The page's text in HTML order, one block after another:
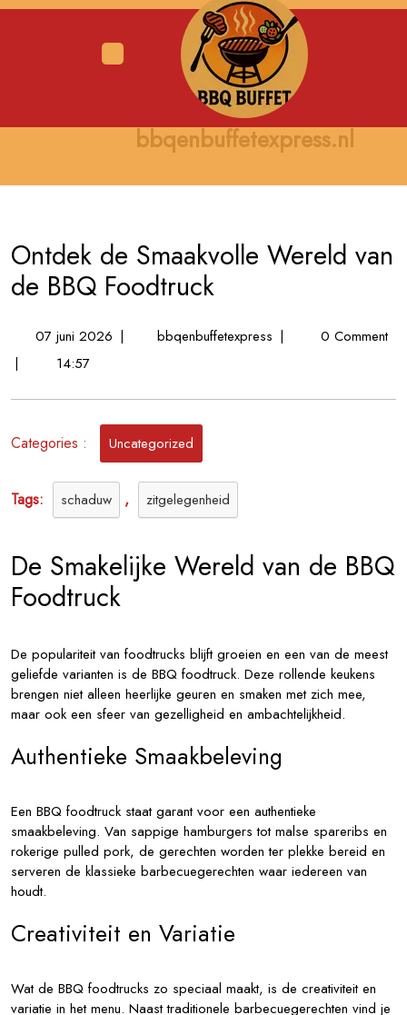
Skip
bbqenbuffetexpress.nl
Ontdek de Smaakvolle Wereld van
de BBQ Foodtruck
07 juni 202607| bbqenbuffetexpressOntdek
Wereld
|
0 Comment
|
14:57
Categories : Uncategorized
Tags: schaduw , zitgelegenheid
De Smakelijke Wereld van de BBQ
Foodtruck
De populariteit van foodtrucks blijft groeien en een van de meest
geliefde varianten is de BBQ foodtruck. Deze rollende keukens
brengen niet alleen heerlijke geuren en smaken met zich mee,
maar ook een sfeer van gezelligheid en ambachtelijkheid.
Authentieke Smaakbeleving
Een BBQ foodtruck staat garant voor een authentieke
smaakbeleving. Van sappige hamburgers tot malse spareribs en
rokerige pulled pork, de gerechten worden ter plekke bereid en
serveren de klassieke barbecuegerechten waar iedereen van
houdt.
Creativiteit en Variatie
Wat de BBQ foodtrucks zo speciaal maakt, is de creativiteit en
variatie in het menu. Naast traditionele barbecuegerechten vind je